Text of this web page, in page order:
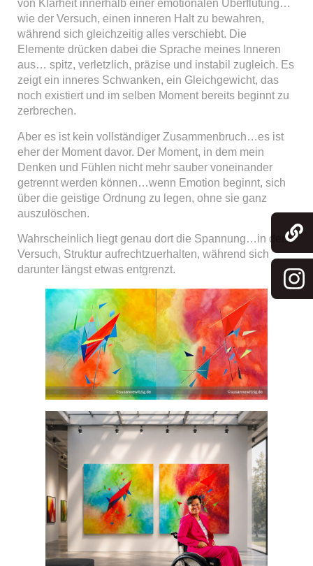
von Klarheit innerhalb einer emotionalen Überflutung…
wie der Versuch, einen inneren Halt zu bewahren,
während sich gleichzeitig alles verschiebt. Die
Elemente drücken dabei die Sprache meines Inneren
aus… spitz, verletzlich, präzise und instabil zugleich. Es
zeigt ein inneres Schwanken, ein Gleichgewicht, das
noch existiert und im selben Moment bereits beginnt zu
zerbrechen.
Aber es ist kein vollständiger Zusammenbruch…es ist
eher der Moment davor. Der Moment, in dem mein
Denken und Fühlen nicht mehr sauber voneinander
getrennt werden können…wenn Emotion beginnt, sich
über die geistige Ordnung zu legen, ohne sie ganz
auszulöschen.
Wahrscheinlich liegt genau dort die Spannung…in dem
Versuch, Struktur aufrechtzuerhalten, während sich
darunter längst etwas entgrenzt.